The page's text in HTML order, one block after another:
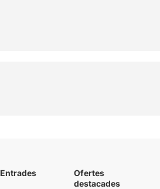
Entrades
Ofertes
destacades